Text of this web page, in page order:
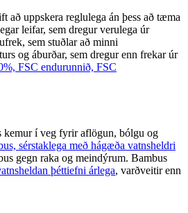
að uppskera reglulega án þess að tæma
leifar, sem dregur verulega úr
sem stuðlar að minni
og áburðar, sem dregur enn frekar úr
FSC endurunnið, FSC
kemur í veg fyrir aflögun, bólgu og
sérstaklega með hágæða vatnsheldri
gegn raka og meindýrum. Bambus
þéttiefni árlega, varðveitir enn